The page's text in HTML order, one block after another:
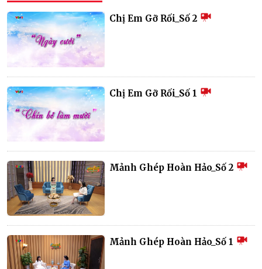
Chị Em Gỡ Rối_Số 2
Chị Em Gỡ Rối_Số 1
Mảnh Ghép Hoàn Hảo_Số 2
Mảnh Ghép Hoàn Hảo_Số 1